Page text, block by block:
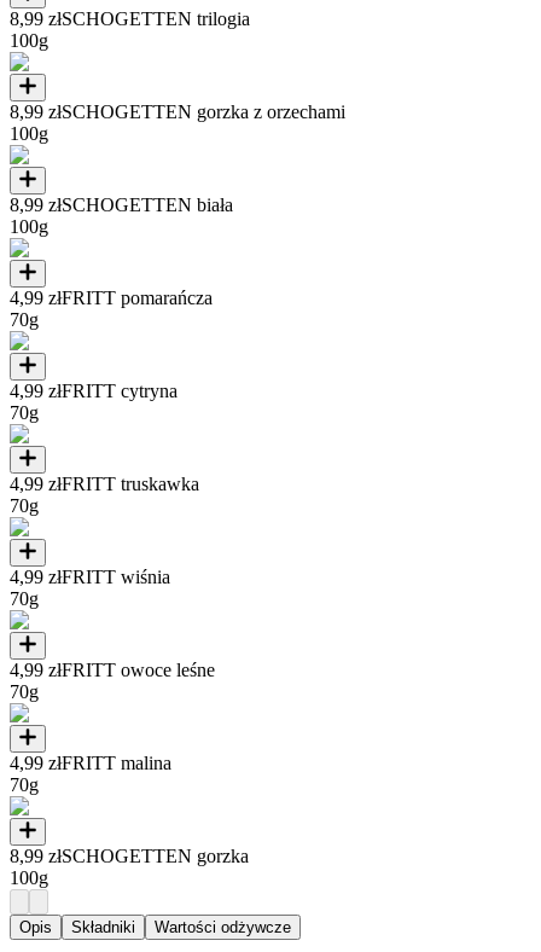
8,99 złSCHOGETTEN trilogia
100g
8,99 złSCHOGETTEN gorzka z orzechami
100g
8,99 złSCHOGETTEN biała
100g
4,99 złFRITT pomarańcza
70g
4,99 złFRITT cytryna
70g
4,99 złFRITT truskawka
70g
4,99 złFRITT wiśnia
70g
4,99 złFRITT owoce leśne
70g
4,99 złFRITT malina
70g
8,99 złSCHOGETTEN gorzka
100g
Opis Składniki Wartości odżywcze